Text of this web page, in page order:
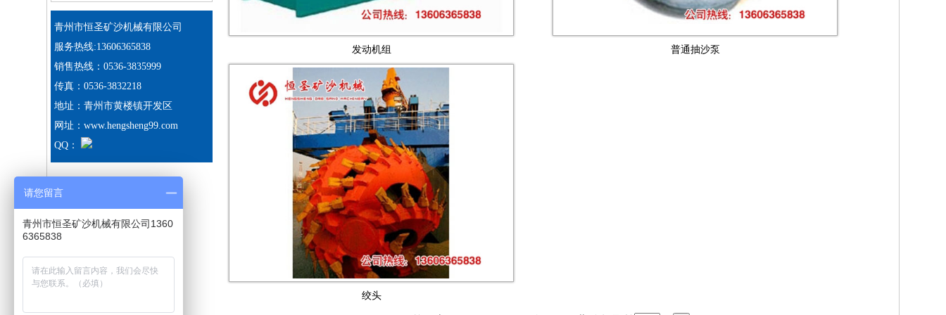
青州市恒圣矿沙机械有限公司
服务热线:13606365838
销售热线：0536-3835999
传真：0536-3832218
地址：青州市黄楼镇开发区
网址：www.hengsheng99.com
QQ：
发动机组 普通抽沙泵
绞头
请您留言
青州市恒圣矿沙机械有限公司1360
6365838